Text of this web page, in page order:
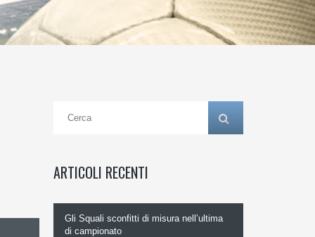
ARTICOLI RECENTI
Gli Squali sconfitti di misura nell’ultima
di campionato